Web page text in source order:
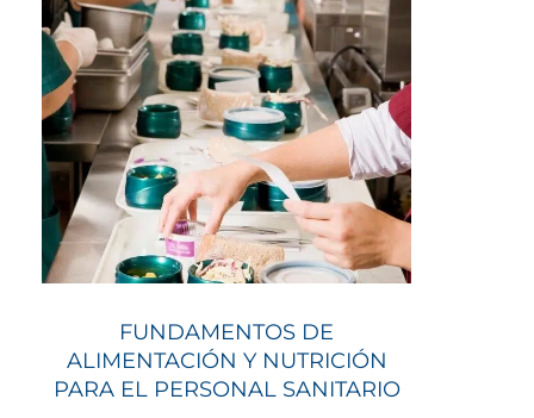
FUNDAMENTOS DE
ALIMENTACIÓN Y NUTRICIÓN
PARA EL PERSONAL SANITARIO